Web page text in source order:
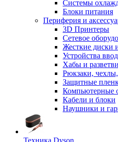
Системы
Блоки питания
Периферия и
3D Принтеры
Сетевое
Жесткие диски
Устройства
Хабы и
Рюкзаки,
Защитные
Компьютерные
Кабели и блоки
Наушники и
Техника Dyson